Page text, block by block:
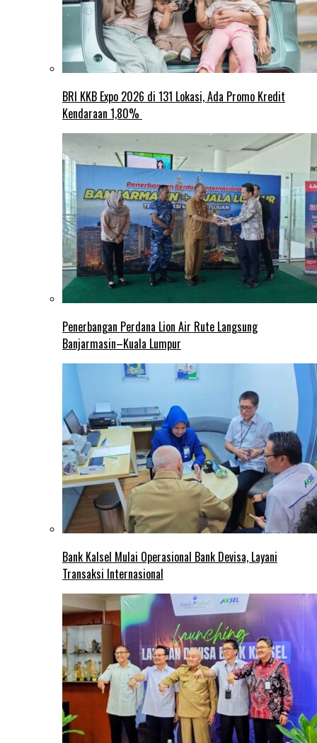
BRI KKB Expo 2026 di 131 Lokasi, Ada Promo Kredit
Kendaraan 1,80%
Penerbangan Perdana Lion Air Rute Langsung
Banjarmasin–Kuala Lumpur
Bank Kalsel Mulai Operasional Bank Devisa, Layani
Transaksi Internasional